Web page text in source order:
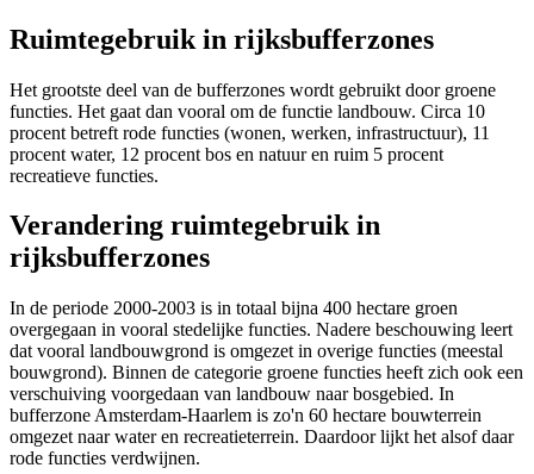
Ruimtegebruik in rijksbufferzones
Het grootste deel van de bufferzones wordt gebruikt door groene
functies. Het gaat dan vooral om de functie landbouw. Circa 10
procent betreft rode functies (wonen, werken, infrastructuur), 11
procent water, 12 procent bos en natuur en ruim 5 procent
recreatieve functies.
Verandering ruimtegebruik in
rijksbufferzones
In de periode 2000-2003 is in totaal bijna 400 hectare groen
overgegaan in vooral stedelijke functies. Nadere beschouwing leert
dat vooral landbouwgrond is omgezet in overige functies (meestal
bouwgrond). Binnen de categorie groene functies heeft zich ook een
verschuiving voorgedaan van landbouw naar bosgebied. In
bufferzone Amsterdam-Haarlem is zo'n 60 hectare bouwterrein
omgezet naar water en recreatieterrein. Daardoor lijkt het alsof daar
rode functies verdwijnen.